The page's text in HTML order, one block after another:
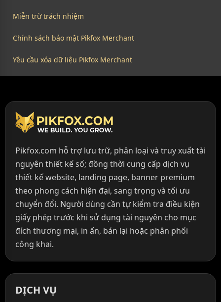
Miễn trừ trách nhiệm
Chính sách bảo mật Pikfox Merchant
Yêu cầu xóa dữ liệu Pikfox Merchant
Pikfox.com hỗ trợ lưu trữ, phân loại và truy xuất tài
nguyên thiết kế số; đồng thời cung cấp dịch vụ
thiết kế website, landing page, banner premium
theo phong cách hiện đại, sang trọng và tối ưu
chuyển đổi. Người dùng cần tự kiểm tra điều kiện
giấy phép trước khi sử dụng tài nguyên cho mục
đích thương mại, in ấn, bán lại hoặc phân phối
công khai.
DỊCH VỤ